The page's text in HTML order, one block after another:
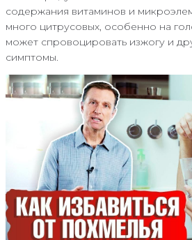
содержания витаминов и
много цитрусовых, особенно на
может спровоцировать изжогу и
симптомы.